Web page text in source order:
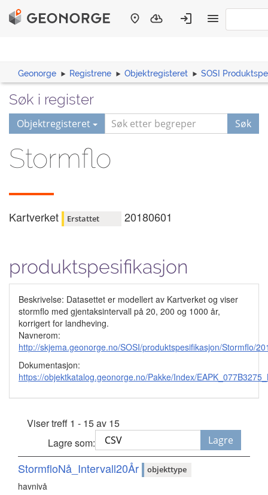
Geonorge Registrene Objektregisteret SOSI
Søk i register
Objektregisteret Søk
Stormflo
Kartverket Erstattet 20180601
produktspesifikasjon
Beskrivelse: Datasettet er modellert av Kartverket og viser
stormflo med gjentaksintervall på 20, 200 og 1000 år,
korrigert for landheving.
Navnerom:
http://skjema.geonorge.no/SOSI/produktspesifikasjon/Stormflo/
Dokumentasjon:
https://objektkatalog.geonorge.no/Pakke/Index/
Viser treff 1 - 15 av 15
Lagre som:
Lagre
StormfloNå_Intervall20År objekttype
havnivå